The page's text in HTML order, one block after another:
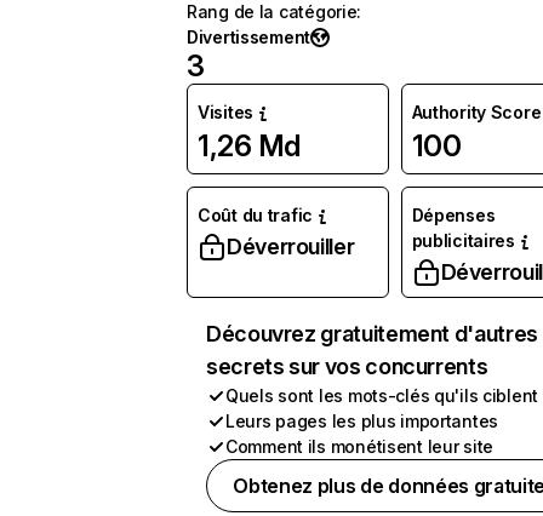
Rang de la catégorie:
Divertissement
3
Visites
1,26 Md
Authority Score
100
Coût du trafic
Déverrouiller
Dépenses
publicitaires
Découvrez gratuitement d'autres
secrets sur vos concurrents
Quels sont les mots-clés qu'ils ciblent
Leurs pages les plus importantes
Comment ils monétisent leur site
Obtenez plus de données